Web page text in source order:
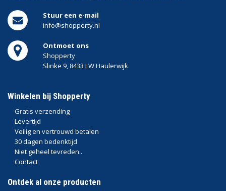
Stuur een e-mail
info@shopperty.nl
Ontmoet ons
Shopperty
Slinke 9, 8433 LW Haulerwijk
Winkelen bij Shopperty
Gratis verzending
Levertijd
Veilig en vertrouwd betalen
30 dagen bedenktijd
Niet geheel tevreden..
Contact
Ontdek al onze producten